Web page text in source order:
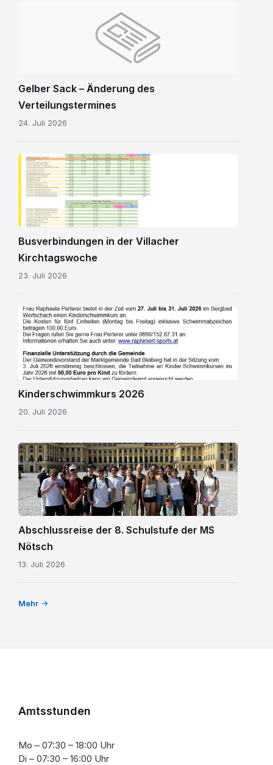
Gelber Sack – Änderung des
Verteilungstermines
24. Juli 2026
Kirchtagsbus
2026.pdf
Busverbindungen in der Villacher
Kirchtagswoche
23. Juli 2026
Schwimmkurs
2026.jpg
Kinderschwimmkurs 2026
20. Juli 2026
MS
Nötsch
Wien
01.png
Abschlussreise der 8. Schulstufe der MS
Nötsch
13. Juli 2026
Mehr
Amtsstunden
Mo – 07:30 – 18:00 Uhr
Di – 07:30 – 16:00 Uhr